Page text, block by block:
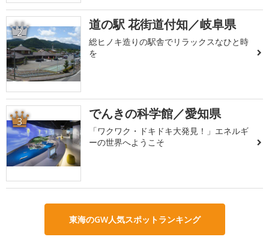
2 道の駅 花街道付知／岐阜県
総ヒノキ造りの駅舎でリラックスなひと時
を
3 でんきの科学館／愛知県
「ワクワク・ドキドキ大発見！」エネルギ
ーの世界へようこそ
東海のGW人気スポットランキング